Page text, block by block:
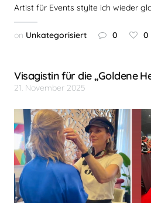
Artist für Events stylte ich wieder
on Unkategorisiert 0 0
Visagistin für die „Goldene
21. November 2025